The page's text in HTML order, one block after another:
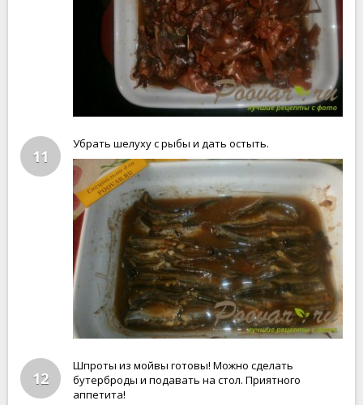
11
Убрать шелуху с рыбы и дать остыть.
12
Шпроты из мойвы готовы! Можно сделать
бутерброды и подавать на стол. Приятного
аппетита!